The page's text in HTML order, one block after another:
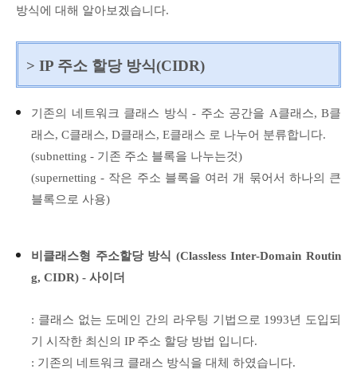
방식에 대해 알아보겠습니다.
> IP 주소 할당 방식(CIDR)
기존의 네트워크 클래스 방식 - 주소 공간을 A클래스, B클
래스, C클래스, D클래스, E클래스 로 나누어 분류합니다.
(subnetting - 기존 주소 블록을 나누는것)
(supernetting - 작은 주소 블록을 여러 개 묶어서 하나의 큰
블록으로 사용)
비클래스형 주소할당 방식 (Classless Inter-Domain Routin
g, CIDR) - 사이더
: 클래스 없는 도메인 간의 라우팅 기법으로 1993년 도입되
기 시작한 최신의 IP 주소 할당 방법 입니다.
: 기존의 네트워크 클래스 방식을 대체 하였습니다.